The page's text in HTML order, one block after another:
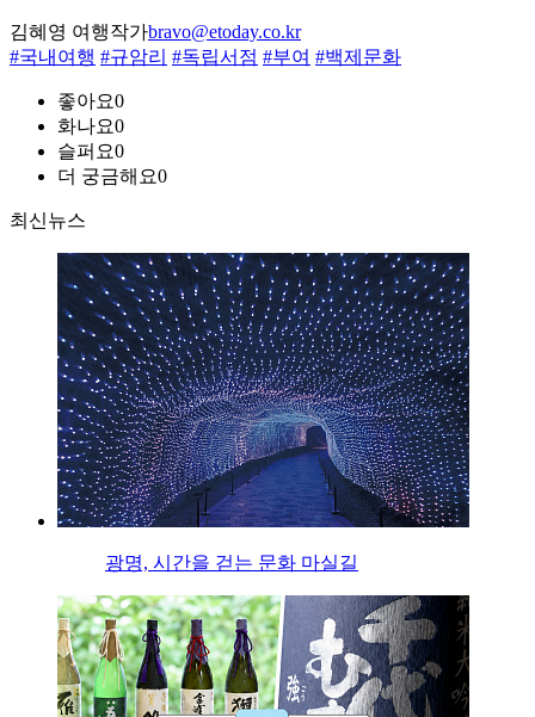
김혜영 여행작가bravo@etoday.co.kr
#국내여행 #규암리 #독립서점 #부여 #백제문화
좋아요0
화나요0
슬퍼요0
더 궁금해요0
최신뉴스
광명, 시간을 걷는 문화 마실길